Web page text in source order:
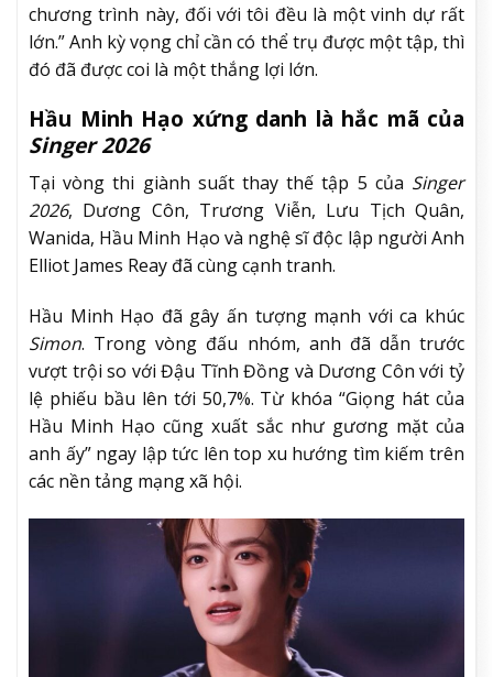
chương trình này, đối với tôi đều là một vinh dự rất
lớn.” Anh kỳ vọng chỉ cần có thể trụ được một tập, thì
đó đã được coi là một thắng lợi lớn.
Hầu Minh Hạo xứng danh là hắc mã của
Singer 2026
Tại vòng thi giành suất thay thế tập 5 của Singer
2026, Dương Côn, Trương Viễn, Lưu Tịch Quân,
Wanida, Hầu Minh Hạo và nghệ sĩ độc lập người Anh
Elliot James Reay đã cùng cạnh tranh.
Hầu Minh Hạo đã gây ấn tượng mạnh với ca khúc
Simon. Trong vòng đấu nhóm, anh đã dẫn trước
vượt trội so với Đậu Tĩnh Đồng và Dương Côn với tỷ
lệ phiếu bầu lên tới 50,7%. Từ khóa “Giọng hát của
Hầu Minh Hạo cũng xuất sắc như gương mặt của
anh ấy” ngay lập tức lên top xu hướng tìm kiếm trên
các nền tảng mạng xã hội.